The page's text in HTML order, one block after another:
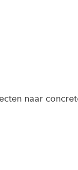
naar